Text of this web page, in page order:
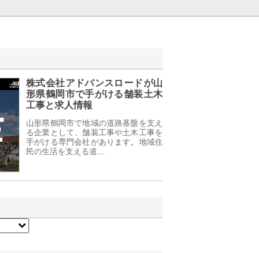
株式会社アドバンスロードが山
形県鶴岡市で手がける舗装土木
工事と求人情報
山形県鶴岡市で地域の道路基盤を支え
る企業として、舗装工事や土木工事を
手がける専門会社があります。地域住
民の生活を支える道…